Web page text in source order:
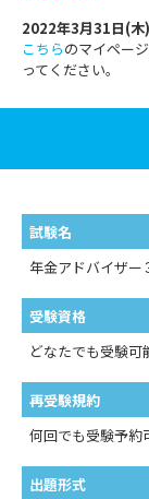
2022年3月31日(木
こちらのマイペー
ってください。
試験名
年金アドバイザー
受験資格
どなたでも受験可
再受験規約
何回でも受験予約
出題形式